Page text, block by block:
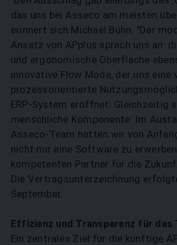
das uns bei Asseco am meisten
erinnert sich Michael Bühn. "Der
Ansatz von APplus sprach uns an:
und ergonomische Oberfläche
innovative Flow Mode, der uns eine
prozessorientierte
ERP-System eröffnet. Gleichzeitig
menschliche Komponente: Im
Asseco-Team hatten wir von
nicht nur eine Software zu
kompetenten Partner für die
Die Vertragsunterzeichnung
September.
Effizienz und Transparenz für das
Ein zentrales Ziel für die künftige
SUCHEN